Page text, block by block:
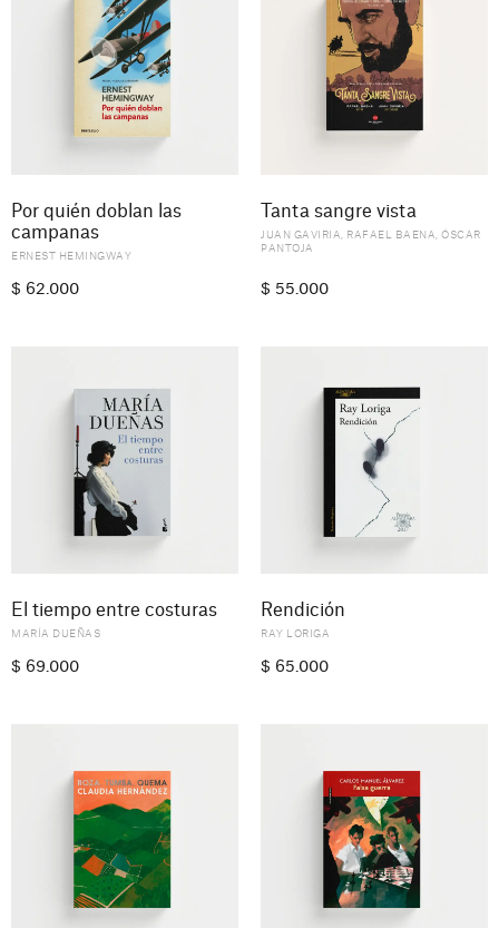
Por quién doblan las
campanas
ERNEST HEMINGWAY
$ 62.000
Tanta sangre vista
JUAN GAVIRIA, RAFAEL BAENA, ÓSCAR
PANTOJA
$ 55.000
El tiempo entre costuras
MARÍA DUEÑAS
$ 69.000
Rendición
RAY LORIGA
$ 65.000